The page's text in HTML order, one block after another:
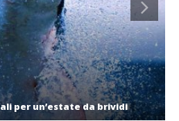
per un’estate da brividi